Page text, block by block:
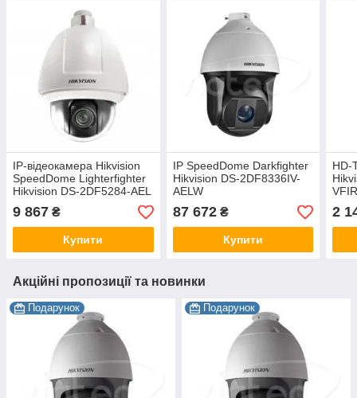
IP-відеокамера Hikvision
SpeedDome Lighterfighter
Hikvision DS-2DF5284-AEL
(PTZ 20x) 2 Мп
9 867 ₴
Купити
IP SpeedDome Darkfighter
Hikvision DS-2DF8336IV-
AELW
87 672₴
Купити
HD-
2
Акційні пропозиції та новинки
Подарунок Подарунок